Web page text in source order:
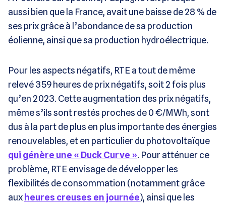
aussi bien que la France, avait une baisse de 28 % de
ses prix grâce à l’abondance de sa production
éolienne, ainsi que sa production hydroélectrique.
Pour les aspects négatifs, RTE a tout de même
relevé 359 heures de prix négatifs, soit 2 fois plus
qu’en 2023. Cette augmentation des prix négatifs,
même s’ils sont restés proches de 0 €/MWh, sont
dus à la part de plus en plus importante des énergies
renouvelables, et en particulier du photovoltaïque
qui génère une « Duck Curve ». Pour atténuer ce
problème, RTE envisage de développer les
flexibilités de consommation (notamment grâce
auxheures creuses en journée), ainsi que les